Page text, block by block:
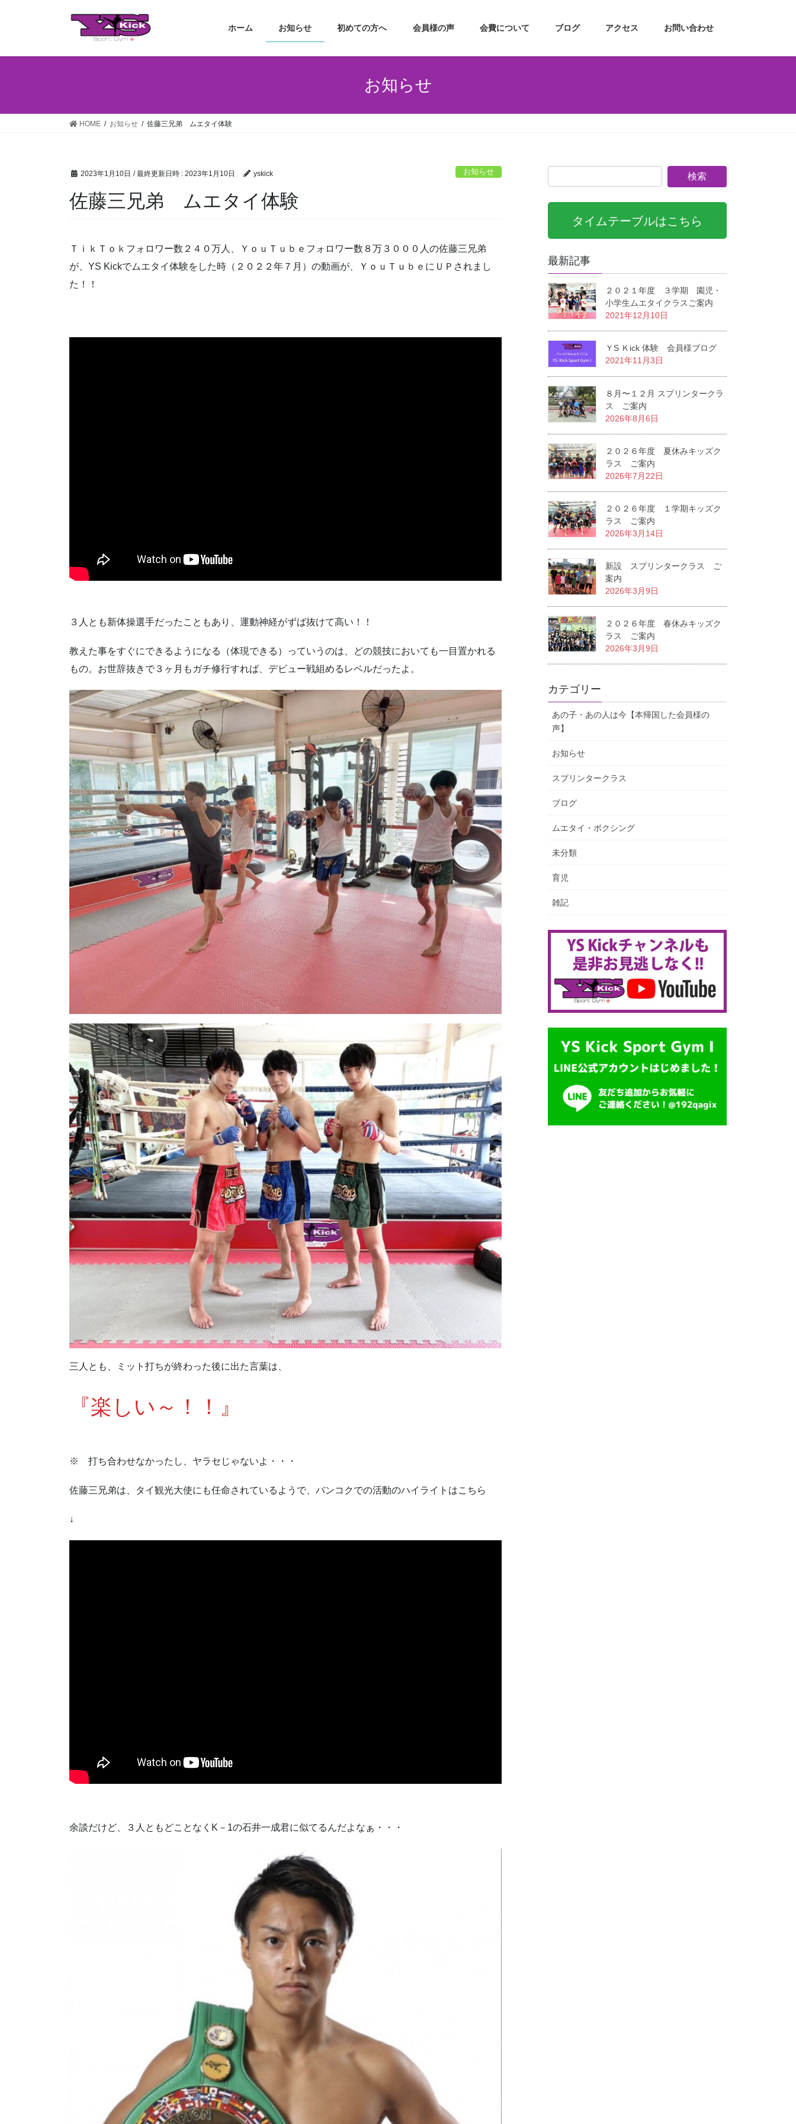
ホーム お知らせ 初めての方へ 会員様の声 会費について ブログ アクセス お問い合わせ
お知らせ
HOME お知らせ 佐藤三兄弟 ムエタイ体験
2023年1月10日 / 最終更新日時 : 2023年1月10日 yskick お知らせ
佐藤三兄弟 ムエタイ体験
ＴｉｋＴｏｋフォロワー数２４０万人、ＹｏｕＴｕｂｅフォロワー数８万３０００人の佐藤三兄弟
が、YS Kickでムエタイ体験をした時（２０２２年７月）の動画が、ＹｏｕＴｕｂｅにＵＰされまし
た！！
３人とも新体操選手だったこともあり、運動神経がずば抜けて高い！！
教えた事をすぐにできるようになる（体現できる）っていうのは、どの競技においても一目置かれる
もの。お世辞抜きで３ヶ月もガチ修行すれば、デビュー戦組めるレベルだったよ。
三人とも、ミット打ちが終わった後に出た言葉は、
『楽しい～！！』
※ 打ち合わせなかったし、ヤラセじゃないよ・・・
佐藤三兄弟は、タイ観光大使にも任命されているようで、バンコクでの活動のハイライトはこちら
↓
余談だけど、３人ともどことなくK－1の石井一成君に似てるんだよなぁ・・・
タイムテーブルはこちら
最新記事
２０２１年度 ３学期 園児・
小学生ムエタイクラスご案内
2021年12月10日
ＹS Ｋick 体験 会員様ブログ
2021年11月3日
８月〜１２月 スプリンタークラ
ス ご案内
2026年8月6日
２０２６年度 夏休みキッズク
ラス ご案内
2026年7月22日
２０２６年度 １学期キッズク
ラス ご案内
2026年3月14日
新設 スプリンタークラス ご
案内
2026年3月9日
２０２６年度 春休みキッズク
ラス ご案内
2026年3月9日
カテゴリー
あの子・あの人は今【本帰国した会員様の
声】
お知らせ
スプリンタークラス
ブログ
ムエタイ・ボクシング
未分類
育児
雑記